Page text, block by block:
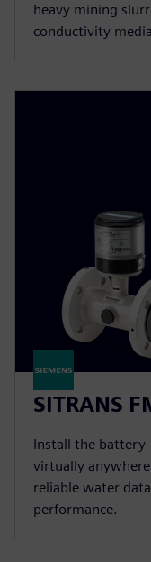
heavy mining
conductivity
SITRANS
Install the battery-
virtually
reliable water
performance.